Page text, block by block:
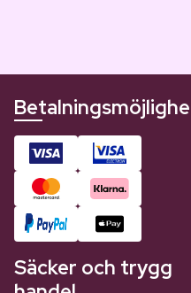
Säcker och trygg